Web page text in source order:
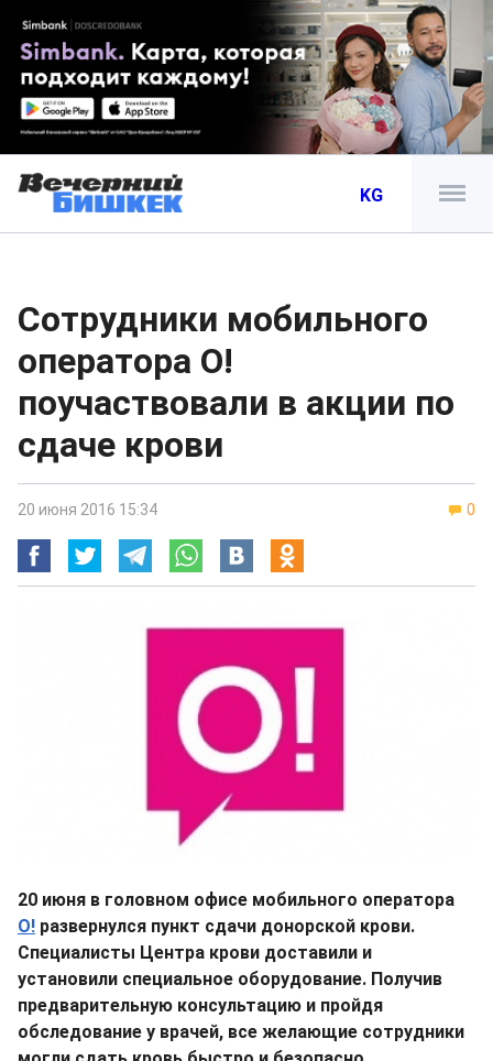
KG
Сотрудники мобильного
оператора О!
поучаствовали в акции по
сдаче крови
0
20 июня 2016 15:34
20 июня в головном офисе мобильного оператора
О! развернулся пункт сдачи донорской крови.
Специалисты Центра крови доставили и
установили специальное оборудование. Получив
предварительную консультацию и пройдя
обследование у врачей, все желающие сотрудники